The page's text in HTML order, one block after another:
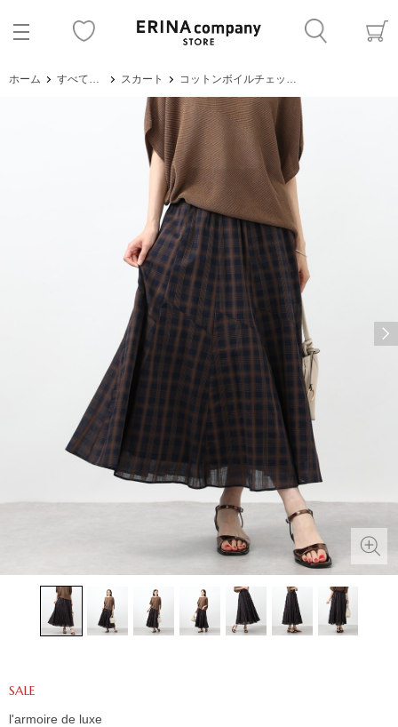
ホーム すべてのアイテム スカート コットンボイルチェックギャザースカート
SALE
l'armoire de luxe